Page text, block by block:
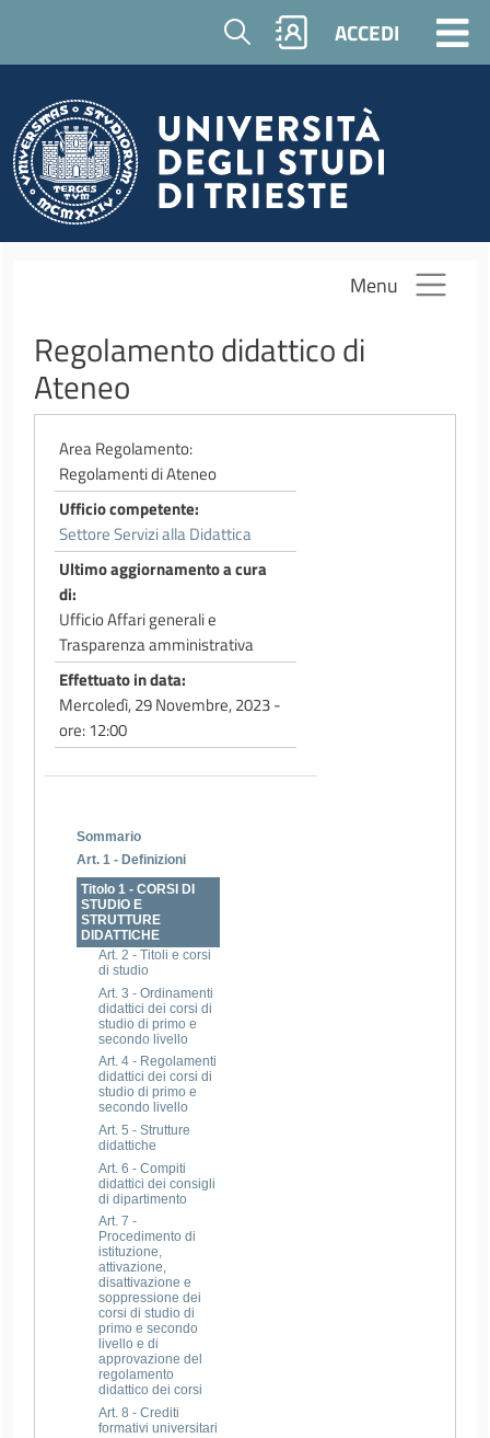
Salta al contenuto principale
Cerca ACCEDI
Menu
Regolamento didattico di
Ateneo
Area Regolamento
Regolamenti di Ateneo
Ufficio competente
Settore Servizi alla Didattica
Ultimo aggiornamento a cura
di
Ufficio Affari generali e
Trasparenza amministrativa
Effettuato in data
Mercoledì, 29 Novembre, 2023 -
ore: 12:00
Sommario
Art. 1 - Definizioni
Titolo 1 - CORSI DI
STUDIO E
STRUTTURE
DIDATTICHE
Art. 2 - Titoli e corsi
di studio
Art. 3 - Ordinamenti
didattici dei corsi di
studio di primo e
secondo livello
Art. 4 - Regolamenti
didattici dei corsi di
studio di primo e
secondo livello
Art. 5 - Strutture
didattiche
Art. 6 - Compiti
didattici dei consigli
di dipartimento
Art. 7 -
Procedimento di
istituzione,
attivazione,
disattivazione e
soppressione dei
corsi di studio di
primo e secondo
livello e di
approvazione del
regolamento
didattico dei corsi
Art. 8 - Crediti
formativi universitari